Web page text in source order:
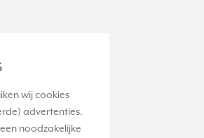
wij cookies
advertenties.
noodzakelijke